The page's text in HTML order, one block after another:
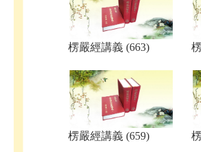
楞嚴經講義 (663)
楞嚴經講義 (659)